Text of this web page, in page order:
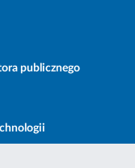
publicznego